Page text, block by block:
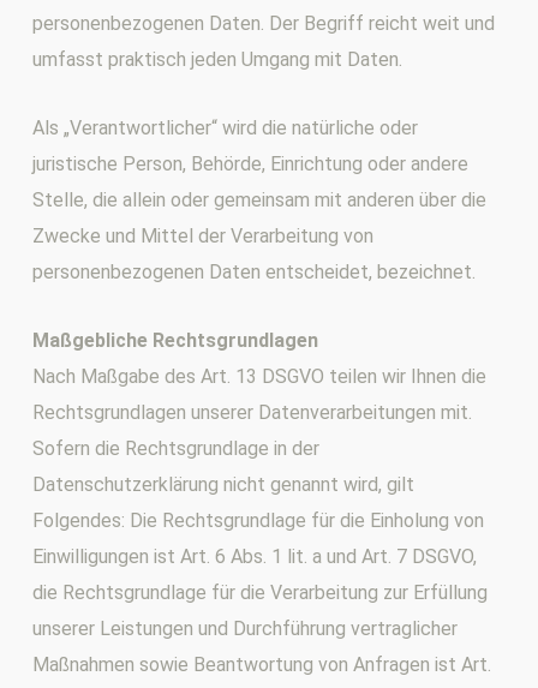
personenbezogenen Daten. Der Begriff reicht weit und
umfasst praktisch jeden Umgang mit Daten.
Als „Verantwortlicher“ wird die natürliche oder
juristische Person, Behörde, Einrichtung oder andere
Stelle, die allein oder gemeinsam mit anderen über die
Zwecke und Mittel der Verarbeitung von
personenbezogenen Daten entscheidet, bezeichnet.
Maßgebliche Rechtsgrundlagen
Nach Maßgabe des Art. 13 DSGVO teilen wir Ihnen die
Rechtsgrundlagen unserer Datenverarbeitungen mit.
Sofern die Rechtsgrundlage in der
Datenschutzerklärung nicht genannt wird, gilt
Folgendes: Die Rechtsgrundlage für die Einholung von
Einwilligungen ist Art. 6 Abs. 1 lit. a und Art. 7 DSGVO,
die Rechtsgrundlage für die Verarbeitung zur Erfüllung
unserer Leistungen und Durchführung vertraglicher
Maßnahmen sowie Beantwortung von Anfragen ist Art.